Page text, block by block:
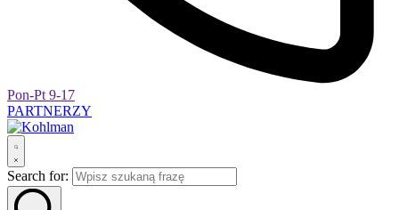
Pon-Pt 9-17
PARTNERZY
Search for: